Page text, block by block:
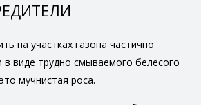
на участках газона частично
виде трудно смываемого белесого
мучнистая роса.